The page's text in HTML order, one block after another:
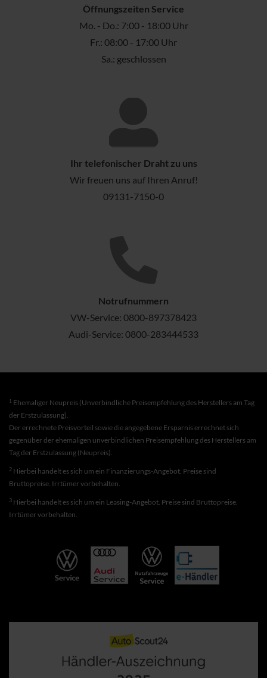
Öffnungszeiten Service
Mo. - Do.: 7:00 - 18:00 Uhr
Fr.: 08:00 - 17:00 Uhr
Sa.: geschlossen
Ihr telefonischer Draht zu uns
Wir freuen uns auf Ihren Anruf!
09131-7150-0
Notrufnummern
VW-Service: 0800-897378423
Audi-Service: 0800-283444533
1 Ehemaliger Neupreis (Unverbindliche Preisempfehlung des Herstellers am Tag
der Erstzulassung).
Der errechnete Preisvorteil sowie die angegebene Ersparnis errechnet sich
gegenüber der ehemaligen unverbindlichen Preisempfehlung des Herstellers am
Tag der Erstzulassung (Neupreis).
2 Hierbei handelt es sich um ein Finanzierungs-Angebot. Preise sind
Bruttopreise. Irrtümer vorbehalten.
3 Hierbei handelt es sich um ein Leasing-Angebot. Preise sind Bruttopreise.
Irrtümer vorbehalten.